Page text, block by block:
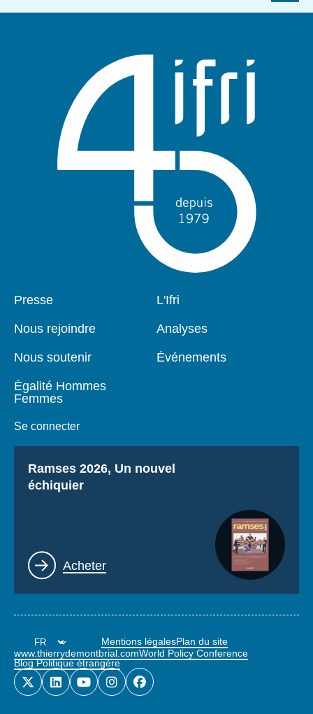
Pied
Presse
Nous rejoindre
Nous soutenir
Égalité Hommes
Femmes
Se connecter
Navigation
L'Ifri
Analyses
Événements
Titre
Ramses 2026, Un nouvel
échiquier
Lien
Acheter
Mentions légalesPlan du site
www.thierrydemontbrial.comWorld Policy Conference
Blog Politique étrangère